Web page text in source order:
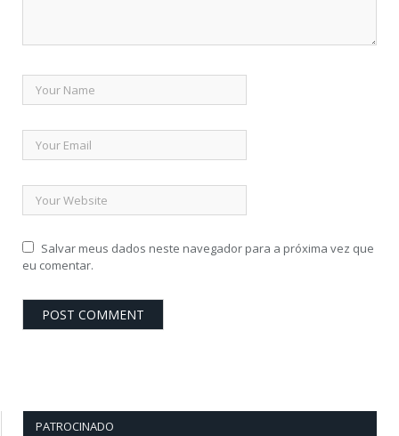
Salvar meus dados neste navegador para a próxima vez que
eu comentar.
PATROCINADO